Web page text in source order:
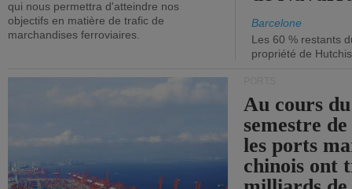
qui nous permettra d'atteindre nos
objectifs en matière de trafic de
marchandises ferroviaires.
Barcelone
Les 60 % restants
propriété de
Au cours
semestre
les ports
chinois ont